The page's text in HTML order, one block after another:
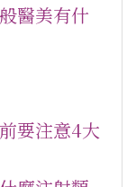
醫美有什
要注意4大